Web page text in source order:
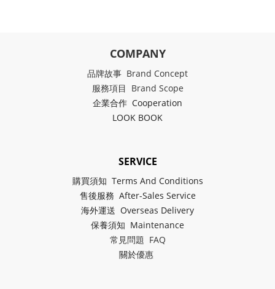
COMPANY
品牌故事 Brand Concept
服務項目 Brand Scope
企業合作 Cooperation
LOOK BOOK
SERVICE
購買須知 Terms And Conditions
售後服務 After-Sales Service
海外運送 Overseas Delivery
保養須知 Maintenance
常見問題 FAQ
關於優惠